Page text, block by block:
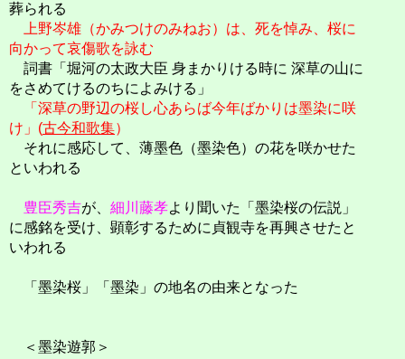
葬られる
上野岑雄（かみつけのみねお）は、死を悼み、桜に
向かって哀傷歌を詠む
詞書「堀河の太政大臣 身まかりける時に 深草の山に
をさめてけるのちによみける」
「深草の野辺の桜し心あらば今年ばかりは墨染に咲
け」(古今和歌集）
それに感応して、薄墨色（墨染色）の花を咲かせた
といわれる
豊臣秀吉が、 細川藤孝より聞いた「墨染桜の伝説」
に感銘を受け、顕彰するために貞観寺を再興させたと
いわれる
「墨染桜」「墨染」の地名の由来となった
＜墨染遊郭＞